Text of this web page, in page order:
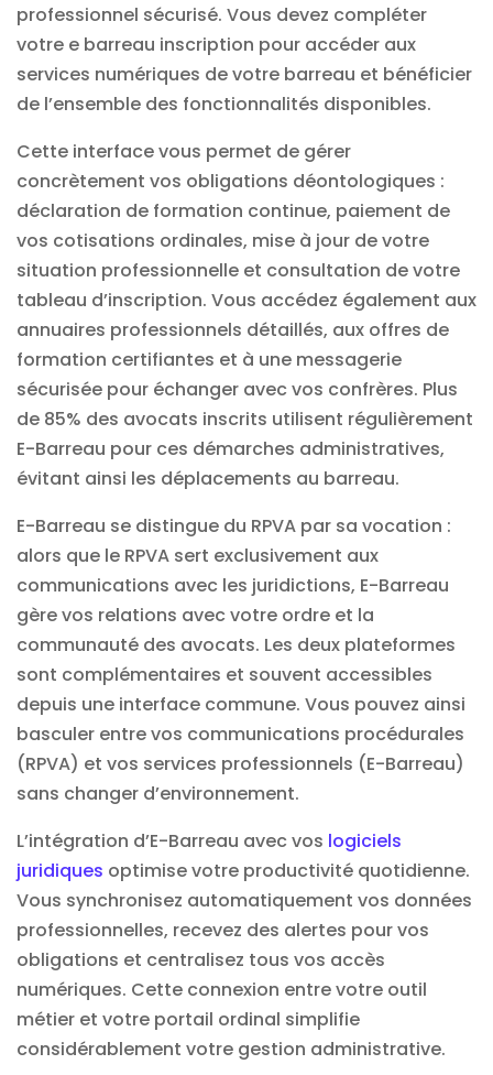
professionnel sécurisé. Vous devez compléter
votre e barreau inscription pour accéder aux
services numériques de votre barreau et bénéficier
de l’ensemble des fonctionnalités disponibles.
Cette interface vous permet de gérer
concrètement vos obligations déontologiques :
déclaration de formation continue, paiement de
vos cotisations ordinales, mise à jour de votre
situation professionnelle et consultation de votre
tableau d’inscription. Vous accédez également aux
annuaires professionnels détaillés, aux offres de
formation certifiantes et à une messagerie
sécurisée pour échanger avec vos confrères. Plus
de 85% des avocats inscrits utilisent régulièrement
E-Barreau pour ces démarches administratives,
évitant ainsi les déplacements au barreau.
E-Barreau se distingue du RPVA par sa vocation :
alors que le RPVA sert exclusivement aux
communications avec les juridictions, E-Barreau
gère vos relations avec votre ordre et la
communauté des avocats. Les deux plateformes
sont complémentaires et souvent accessibles
depuis une interface commune. Vous pouvez ainsi
basculer entre vos communications procédurales
(RPVA) et vos services professionnels (E-Barreau)
sans changer d’environnement.
L’intégration d’E-Barreau avec vos logiciels
juridiques optimise votre productivité quotidienne.
Vous synchronisez automatiquement vos données
professionnelles, recevez des alertes pour vos
obligations et centralisez tous vos accès
numériques. Cette connexion entre votre outil
métier et votre portail ordinal simplifie
considérablement votre gestion administrative.